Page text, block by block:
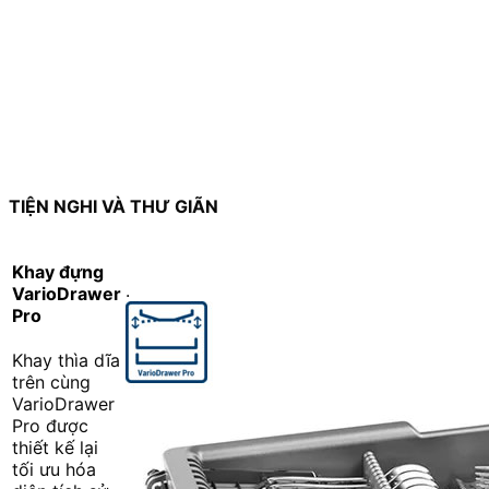
TIỆN NGHI VÀ THƯ GIÃN
Khay đựng
VarioDrawer
Pro
Khay thìa dĩa
trên cùng
VarioDrawer
Pro được
thiết kế lại
tối ưu hóa
.